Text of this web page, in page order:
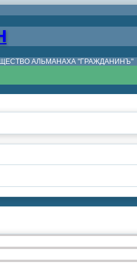
АЛЬМАНАХА "ГРАЖДАНИНЪ"